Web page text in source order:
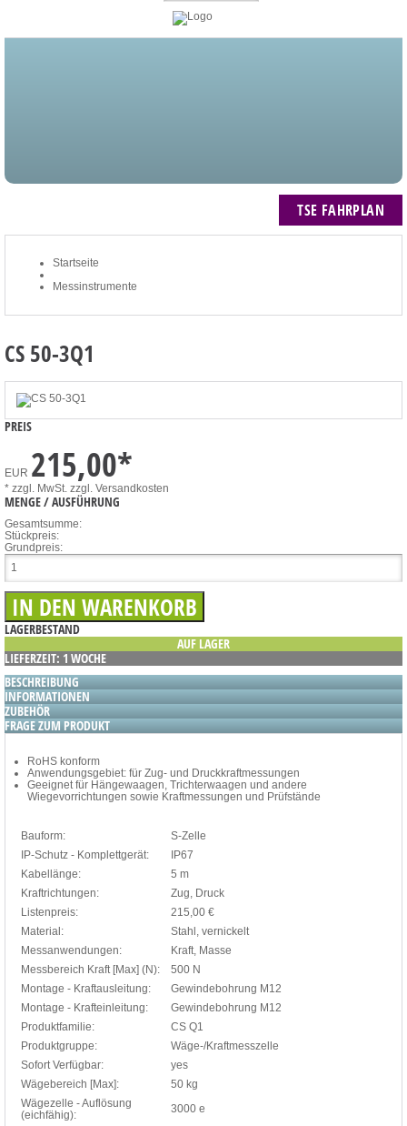
TSE FAHRPLAN
Startseite
Messinstrumente
CS 50-3Q1
PREIS
EUR 215,00*
* zzgl. MwSt. zzgl. Versandkosten
MENGE / AUSFÜHRUNG
Gesamtsumme:
Stückpreis:
Grundpreis:
LAGERBESTAND
AUF LAGER
LIEFERZEIT: 1 WOCHE
BESCHREIBUNG
INFORMATIONEN
ZUBEHÖR
FRAGE ZUM PRODUKT
RoHS konform
Anwendungsgebiet: für Zug- und Druckkraftmessungen
Geeignet für Hängewaagen, Trichterwaagen und andere
Wiegevorrichtungen sowie Kraftmessungen und Prüfstände
Bauform:
S-Zelle
IP-Schutz - Komplettgerät:
IP67
Kabellänge:
5 m
Kraftrichtungen:
Zug, Druck
Listenpreis:
215,00 €
Material:
Stahl, vernickelt
Messanwendungen:
Kraft, Masse
Messbereich Kraft [Max] (N):
500 N
Montage - Kraftausleitung:
Gewindebohrung M12
Montage - Krafteinleitung:
Gewindebohrung M12
Produktfamilie:
CS Q1
Produktgruppe:
Wäge-/Kraftmesszelle
Sofort Verfügbar:
yes
Wägebereich [Max]:
50 kg
Wägezelle - Auflösung
(eichfähig):
3000 e